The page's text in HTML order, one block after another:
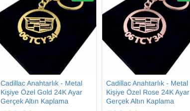
Cadillac Anahtarlık - Metal
Kişiye Özel Gold 24K Ayar
Gerçek Altın Kaplama
Cadillac Anahtarlık - Metal
Kişiye Özel Rose 24K Ayar
Gerçek Altın Kaplama